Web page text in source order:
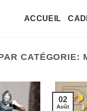
ACCUEIL
CATÉGORIE:
02
Août